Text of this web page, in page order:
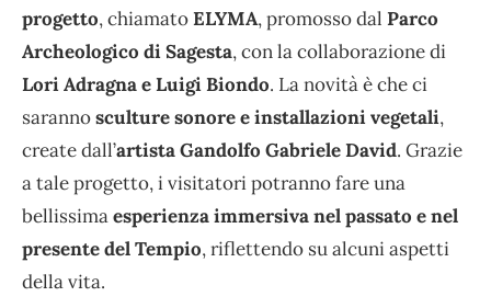
progetto, chiamatoELYMA, promosso dal Parco
Archeologico di Sagesta, con la collaborazione di
Lori Adragna e Luigi Biondo. La novità è che ci
sarannosculture sonore e installazioni vegetali,
create dall’artista Gandolfo Gabriele David. Grazie
a tale progetto, i visitatori potranno fare una
bellissimaesperienza immersiva nel passato e nel
presente del Tempio, riflettendo su alcuni aspetti
della vita.